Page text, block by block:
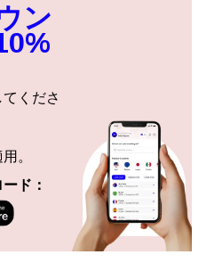
ン
くださ
。
ド：